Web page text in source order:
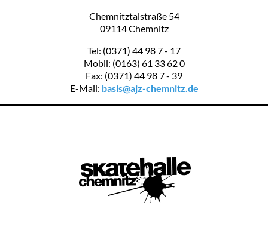
Chemnitztalstraße 54
09114 Chemnitz
Tel: (0371) 44 98 7 - 17
Mobil: (0163) 61 33 62 0
Fax: (0371) 44 98 7 - 39
E-Mail: basis@ajz-chemnitz.de